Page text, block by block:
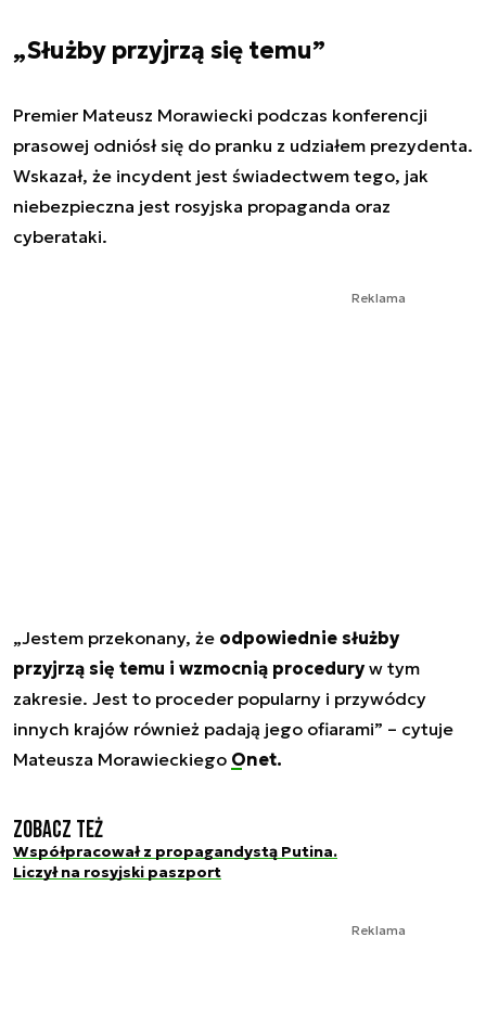
„Służby przyjrzą się temu”
Premier Mateusz Morawiecki podczas konferencji
prasowej odniósł się do pranku z udziałem prezydenta.
Wskazał, że incydent jest świadectwem tego, jak
niebezpieczna jest rosyjska propaganda oraz
cyberataki.
Reklama
„Jestem przekonany, że odpowiednie służby
przyjrzą się temu i wzmocnią proceduryw tym
zakresie. Jest to proceder popularny i przywódcy
innych krajów również padają jego ofiarami” – cytuje
Mateusza Morawieckiego Onet.
Zobacz też
Współpracował z propagandystą Putina.
Liczył na rosyjski paszport
Reklama